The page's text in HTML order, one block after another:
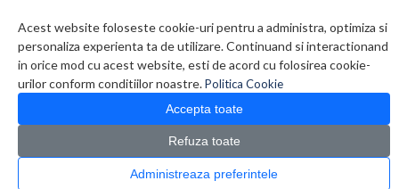
Acest website foloseste cookie-uri pentru a administra, optimiza si
personaliza experienta ta de utilizare. Continuand si interactionand
in orice mod cu acest website, esti de acord cu folosirea cookie-
urilor conform conditiilor noastre.Politica Cookie
Accepta toate
Refuza toate
Administreaza preferintele
0 produs(e)
CATALOG PRODUSE
> Switch-uri >
Switch D-Link DGS-1016D 16xRJ-45